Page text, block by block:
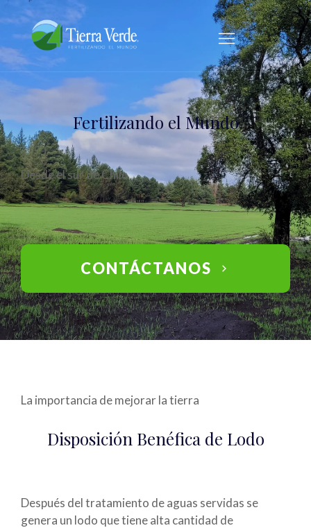
Fertilizando el Mundo
Desde el sur de Chile
CONTÁCTANOS
La importancia de mejorar la tierra
Disposición Benéfica de Lodo
Después del tratamiento de aguas servidas se
genera un lodo que tiene alta cantidad de